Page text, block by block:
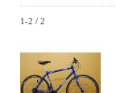
1-2 / 2